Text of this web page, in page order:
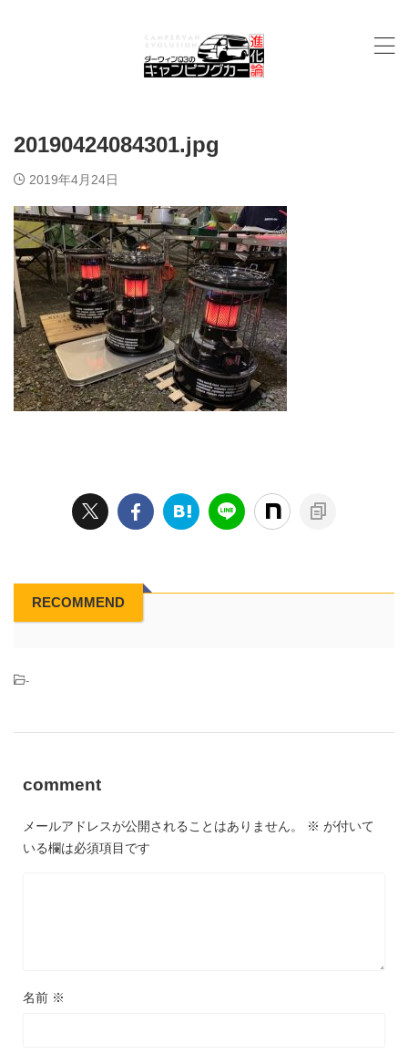
20190424084301.jpg
2019年4月24日
RECOMMEND
-
comment
メールアドレスが公開されることはありません。 ※ が付いて
いる欄は必須項目です
名前 ※